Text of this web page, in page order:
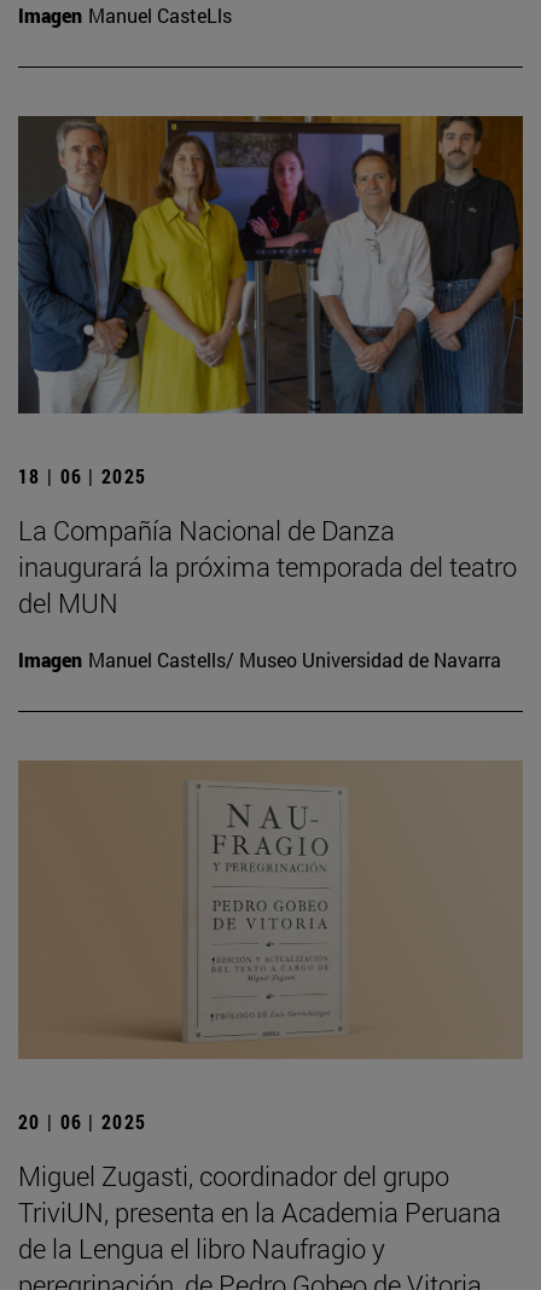
Imagen Manuel CasteLls
18 | 06 | 2025
La Compañía Nacional de Danza
inaugurará la próxima temporada del teatro
del MUN
Imagen Manuel Castells/ Museo Universidad de Navarra
20 | 06 | 2025
Miguel Zugasti, coordinador del grupo
TriviUN, presenta en la Academia Peruana
de la Lengua el libro Naufragio y